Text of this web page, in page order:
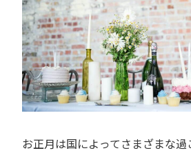
お正月は国によってさまざまな